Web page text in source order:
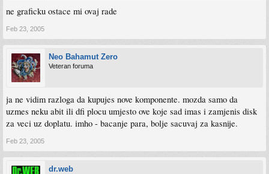
ne graficku ostace mi ovaj rade
Feb 23, 2005
Neo Bahamut Zero
Veteran foruma
ja ne vidim razloga da kupujes nove komponente. mozda samo da
uzmes neku abit ili dfi plocu umjesto ove koje sad imas i zamjenis disk
za veci uz doplatu. imho - bacanje para, bolje sacuvaj za kasnije.
Feb 23, 2005
dr.web